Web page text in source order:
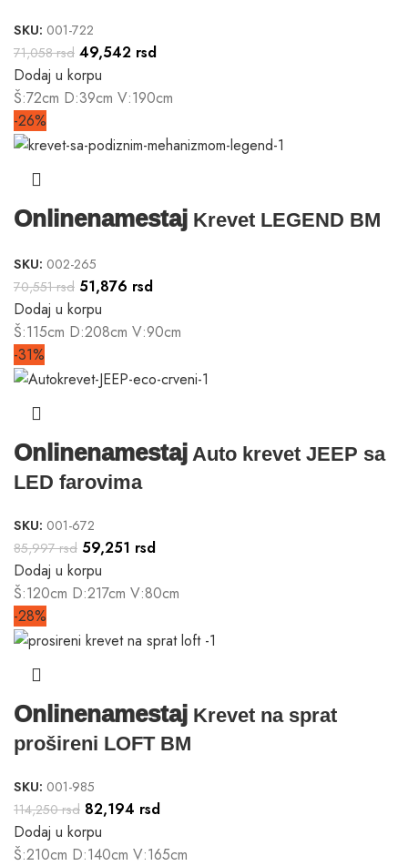
SKU: 001-722
71,058rsd 49,542 rsd
Dodaj u korpu
Š:72cm D:39cm V:190cm
-26%
Onlinenamestaj Krevet LEGEND BM
SKU: 002-265
70,551rsd 51,876 rsd
Dodaj u korpu
Š:115cm D:208cm V:90cm
-31%
Onlinenamestaj Auto krevet JEEP sa
LED farovima
SKU: 001-672
85,997rsd 59,251 rsd
Dodaj u korpu
Š:120cm D:217cm V:80cm
-28%
Onlinenamestaj Krevet na sprat
prošireni LOFT BM
SKU: 001-985
114,250rsd 82,194 rsd
Dodaj u korpu
Š:210cm D:140cm V:165cm